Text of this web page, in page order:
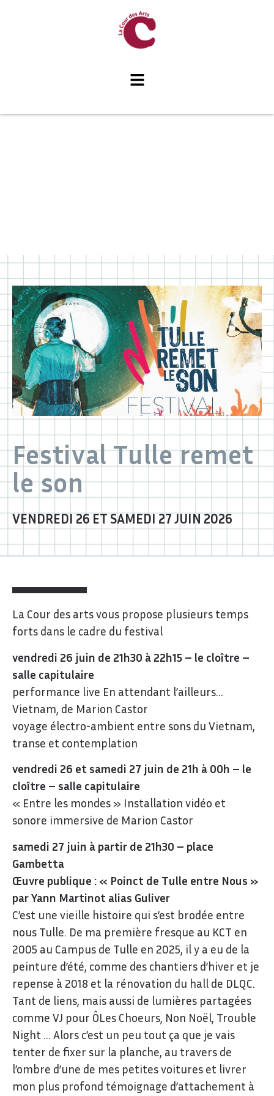
Festival Tulle remet
le son
VENDREDI 26 ET SAMEDI 27 JUIN 2026
La Cour des arts vous propose plusieurs temps
forts dans le cadre du festival
vendredi 26 juin de 21h30 à 22h15 – le cloître –
salle capitulaire
performance live En attendant l’ailleurs…
Vietnam, de Marion Castor
voyage électro-ambient entre sons du Vietnam,
transe et contemplation
vendredi 26 et samedi 27 juin de 21h à 00h – le
cloître – salle capitulaire
« Entre les mondes » Installation vidéo et
sonore immersive de Marion Castor
samedi 27 juin à partir de 21h30 – place
Gambetta
Œuvre publique : « Poinct de Tulle entre Nous »
par Yann Martinot alias Guliver
C’est une vieille histoire qui s’est brodée entre
nous Tulle. De ma première fresque au KCT en
2005 au Campus de Tulle en 2025, il y a eu de la
peinture d’été, comme des chantiers d’hiver et je
repense à 2018 et la rénovation du hall de DLQC.
Tant de liens, mais aussi de lumières partagées
comme VJ pour ÔLes Choeurs, Non Noël, Trouble
Night … Alors c’est un peu tout ça que je vais
tenter de fixer sur la planche, au travers de
l’ombre d’une de mes petites voitures et livrer
mon plus profond témoignage d’attachement à